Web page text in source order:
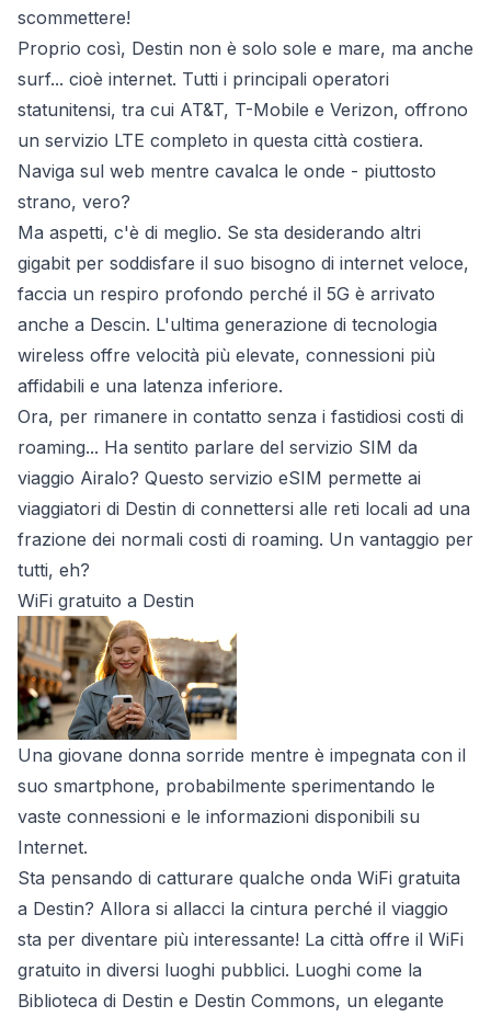
scommettere!
Proprio così, Destin non è solo sole e mare, ma anche
surf... cioè internet. Tutti i principali operatori
statunitensi, tra cui AT&T, T-Mobile e Verizon, offrono
un servizio LTE completo in questa città costiera.
Naviga sul web mentre cavalca le onde - piuttosto
strano, vero?
Ma aspetti, c'è di meglio. Se sta desiderando altri
gigabit per soddisfare il suo bisogno di internet veloce,
faccia un respiro profondo perché il 5G è arrivato
anche a Descin. L'ultima generazione di tecnologia
wireless offre velocità più elevate, connessioni più
affidabili e una latenza inferiore.
Ora, per rimanere in contatto senza i fastidiosi costi di
roaming... Ha sentito parlare del servizio SIM da
viaggio Airalo? Questo servizio eSIM permette ai
viaggiatori di Destin di connettersi alle reti locali ad una
frazione dei normali costi di roaming. Un vantaggio per
tutti, eh?
WiFi gratuito a Destin
Una giovane donna sorride mentre è impegnata con il
suo smartphone, probabilmente sperimentando le
vaste connessioni e le informazioni disponibili su
Internet.
Sta pensando di catturare qualche onda WiFi gratuita
a Destin? Allora si allacci la cintura perché il viaggio
sta per diventare più interessante! La città offre il WiFi
gratuito in diversi luoghi pubblici. Luoghi come la
Biblioteca di Destin e Destin Commons, un elegante